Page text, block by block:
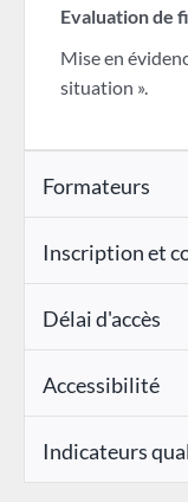
Evaluation de
Mise en
situation ».
Formateurs
Inscription et
Délai d'accès
Accessibilité
Indicateurs